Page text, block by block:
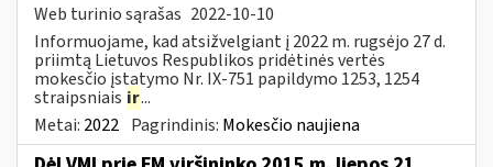
Web turinio sąrašas 2022-10-10
Informuojame, kad atsižvelgiant į 2022 m. rugsėjo 27 d.
priimtą Lietuvos Respublikos pridėtinės vertės
mokesčio įstatymo Nr. IX-751 papildymo 1253, 1254
straipsniais ir...
Metai: 2022 Pagrindinis: Mokesčio naujiena